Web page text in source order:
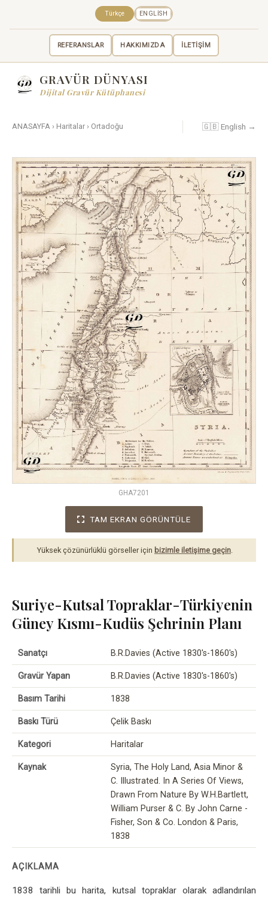
REFERANSLAR HAKKIMIZDA İLETİŞİM
Türkçe ENGLISH
GRAVÜR DÜNYASI
Dijital Gravür Kütüphanesi
ANASAYFA › Haritalar › Ortadoğu 🇬🇧 English →
GHA7201
TAM EKRAN GÖRÜNTÜLE
Yüksek çözünürlüklü görseller için bizimle iletişime geçin
Suriye-Kutsal Topraklar-Türkiyenin
Güney Kısmı-Kudüs Şehrinin Planı
Sanatçı B.R.Davies (Active 1830's-1860's)
Gravür Yapan B.R.Davies (Active 1830's-1860's)
Basım Tarihi 1838
Baskı Türü Çelik Baskı
Kategori Haritalar
Kaynak
Syria, The Holy Land, Asia Minor &
C. Illustrated. In A Series Of Views,
Drawn From Nature By W.H.Bartlett,
William Purser & C. By John Carne -
Fisher, Son & Co. London & Paris,
1838
AÇIKLAMA
1838 tarihli bu harita, kutsal topraklar olarak adlandırılan